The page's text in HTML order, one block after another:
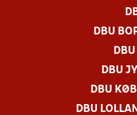
DBU
DBU
DBU
DBU
DBU